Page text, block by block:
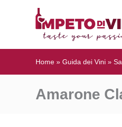
Home » Guida dei Vini »
Amarone